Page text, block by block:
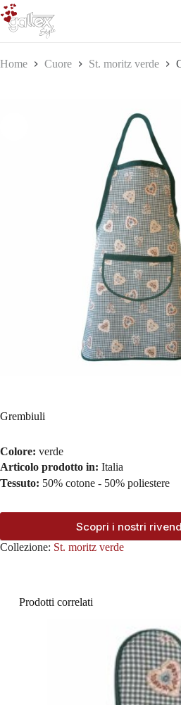
Salta
al
contenuto
Home Cuore St. moritz verde
Grembiuli
Colore: verde
Articolo prodotto in: Italia
Tessuto: 50% cotone - 50% poliestere
Scopri i nostri
Collezione: St. moritz verde
Prodotti correlati